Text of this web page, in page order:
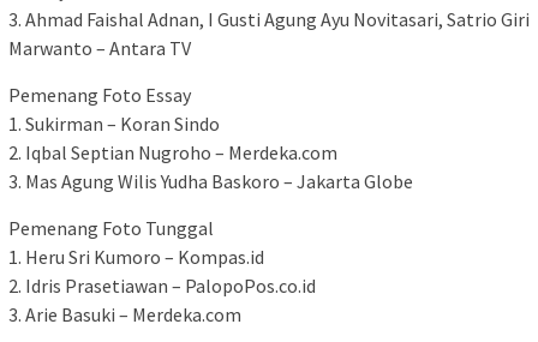
3. Ahmad Faishal Adnan, I Gusti Agung Ayu Novitasari, Satrio Giri
Marwanto – Antara TV
Pemenang Foto Essay
1. Sukirman – Koran Sindo
2. Iqbal Septian Nugroho – Merdeka.com
3. Mas Agung Wilis Yudha Baskoro – Jakarta Globe
Pemenang Foto Tunggal
1. Heru Sri Kumoro – Kompas.id
2. Idris Prasetiawan – PalopoPos.co.id
3. Arie Basuki – Merdeka.com